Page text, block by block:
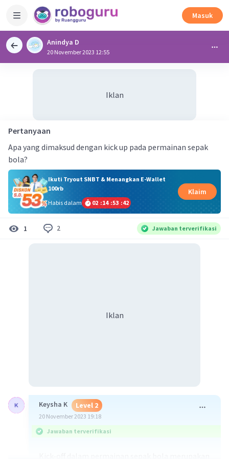
Masuk
Anindya D
20 November 2023 12:55
Iklan
Pertanyaan
Apa yang dimaksud dengan kick up pada permainan sepak
bola?
Ikuti Tryout SNBT & Menangkan E-Wallet
100rb
Habis dalam
02 :14 :53 :41
Klaim
1 2 Jawaban terverifikasi
Iklan
Keysha K Level 2
20 November 2023 19:18
Jawaban terverifikasi